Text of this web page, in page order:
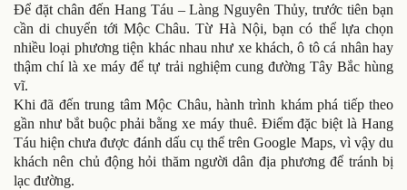
Để đặt chân đến Hang Táu – Làng Nguyên Thủy, trước tiên bạn
cần di chuyển tới Mộc Châu. Từ Hà Nội, bạn có thể lựa chọn
nhiều loại phương tiện khác nhau như xe khách, ô tô cá nhân hay
thậm chí là xe máy để tự trải nghiệm cung đường Tây Bắc hùng
vĩ.
Khi đã đến trung tâm Mộc Châu, hành trình khám phá tiếp theo
gần như bắt buộc phải bằng xe máy thuê. Điểm đặc biệt là Hang
Táu hiện chưa được đánh dấu cụ thể trên Google Maps, vì vậy du
khách nên chủ động hỏi thăm người dân địa phương để tránh bị
lạc đường.